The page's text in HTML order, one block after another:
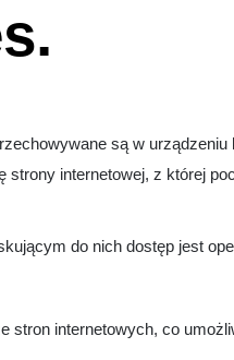
są w
internetowej, z której
do nich dostęp jest
internetowych, co